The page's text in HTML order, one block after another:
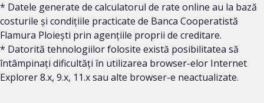
* Datele generate de calculatorul de rate online au la bază
costurile și condițiile practicate de Banca Cooperatistă
Flamura Ploieşti prin agențiile proprii de creditare.
* Datorită tehnologiilor folosite există posibilitatea să
întâmpinați dificultăți în utilizarea browser-elor Internet
Explorer 8.x, 9.x, 11.x sau alte browser-e neactualizate.